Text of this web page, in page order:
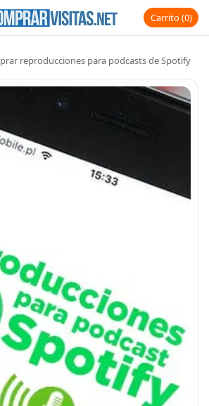
Carrito 0
reproducciones para podcasts de Spotify